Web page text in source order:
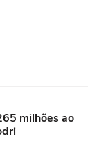
milhões ao